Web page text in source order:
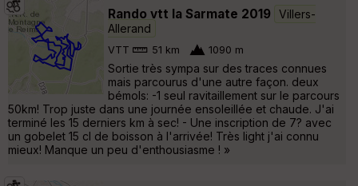
Rando vtt la Sarmate 2019
Villers-
Allerand
VTT 51 km 1090 m
Sortie très sympa sur des traces connues
mais parcourus d'une autre façon. deux
bémols: -1 seul ravitaillement sur le parcours
50km! Trop juste dans une journée ensoleillée et chaude. J'ai
terminé les 15 derniers km à sec! - Une inscription de 7? avec
un gobelet 15 cl de boisson à l'arrivée! Très light j'ai connu
mieux! Manque un peu d'enthousiasme ! »